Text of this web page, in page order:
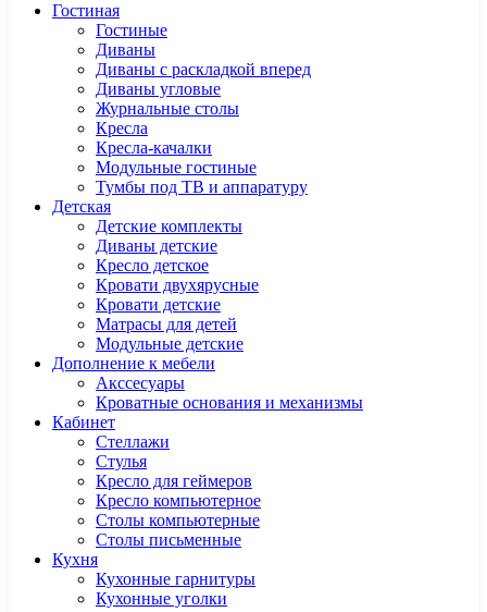
Гостиная
Гостиные
Диваны
Диваны с раскладкой вперед
Диваны угловые
Журнальные столы
Кресла
Кресла-качалки
Модульные гостиные
Тумбы под ТВ и аппаратуру
Детская
Детские комплекты
Диваны детские
Кресло детское
Кровати двухярусные
Кровати детские
Матрасы для детей
Модульные детские
Дополнение к мебели
Акссесуары
Кроватные основания и механизмы
Кабинет
Cтеллажи
Cтулья
Кресло для геймеров
Кресло компьютерное
Столы компьютерные
Столы письменные
Кухня
Кухонные гарнитуры
Кухонные уголки